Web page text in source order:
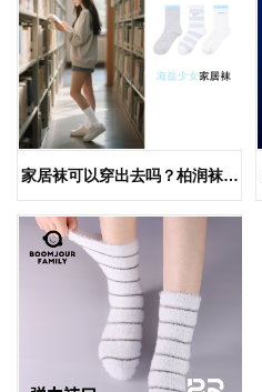
家居袜可以穿出去吗？柏润袜业
海盐少女家居袜系列 | 原创设计
企划到袜子工厂一站式服务